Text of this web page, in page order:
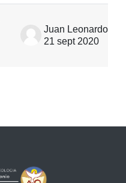
21 sept 2020